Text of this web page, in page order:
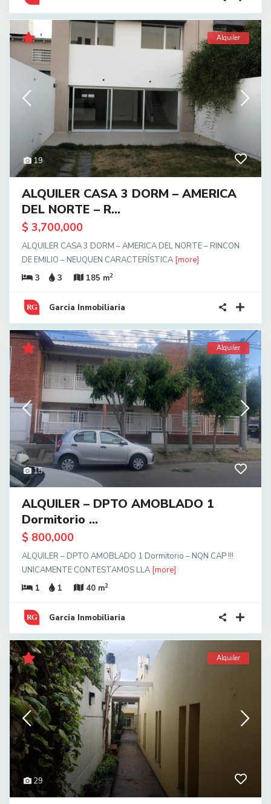
19
Alquiler
ALQUILER CASA 3 DORM – AMERICA
DEL NORTE – R...
$ 3,700,000
ALQUILER CASA 3 DORM – AMERICA DEL NORTE – RINCON
DE EMILIO – NEUQUEN CARACTERÍSTICA [more]
3
3 185 m2
Garcia Inmobiliaria
15
Alquiler
ALQUILER – DPTO AMOBLADO 1
Dormitorio ...
$ 800,000
ALQUILER – DPTO AMOBLADO 1 Dormitorio – NQN CAP !!!
UNICAMENTE CONTESTAMOS LLA [more]
1
1 40 m2
Garcia Inmobiliaria
29
Alquiler